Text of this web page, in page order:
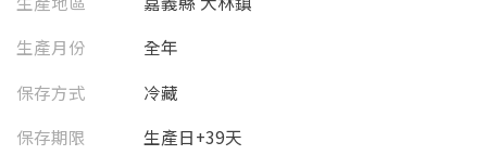
生產月份
全年
保存方式
冷藏
保存期限
生產日+39天